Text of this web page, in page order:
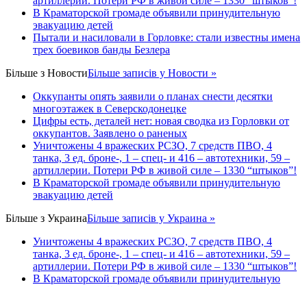
В Краматорской громаде объявили принудительную
эвакуацию детей
Пытали и насиловали в Горловке: стали известны имена
трех боевиков банды Безлера
Більше з НовостиБільше записів у Новости »
Оккупанты опять заявили о планах снести десятки
многоэтажек в Северскодонецке
Цифры есть, деталей нет: новая сводка из Горловки от
оккупантов. Заявлено о раненых
Уничтожены 4 вражеских РСЗО, 7 средств ПВО, 4
танка, 3 ед. броне-, 1 – спец- и 416 – автотехники, 59 –
артиллерии. Потери РФ в живой силе – 1330 “штыков”!
В Краматорской громаде объявили принудительную
эвакуацию детей
Більше з УкраинаБільше записів у Украина »
Уничтожены 4 вражеских РСЗО, 7 средств ПВО, 4
танка, 3 ед. броне-, 1 – спец- и 416 – автотехники, 59 –
артиллерии. Потери РФ в живой силе – 1330 “штыков”!
В Краматорской громаде объявили принудительную